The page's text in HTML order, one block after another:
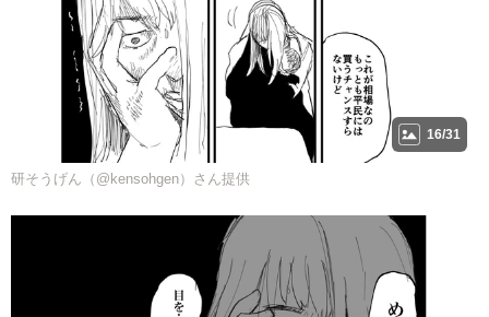
16/31
研そうげん（@kensohgen）さん提供